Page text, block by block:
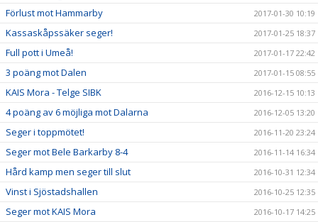
Förlust mot Hammarby 2017-01-30 10:19
Kassaskåpssäker seger! 2017-01-25 18:37
Full pott i Umeå! 2017-01-17 22:42
3 poäng mot Dalen 2017-01-15 08:55
KAIS Mora - Telge SIBK 2016-12-15 10:13
4 poäng av 6 möjliga mot Dalarna 2016-12-05 13:20
Seger i toppmötet! 2016-11-20 23:24
Seger mot Bele Barkarby 8-4 2016-11-14 16:34
Hård kamp men seger till slut 2016-10-31 12:34
Vinst i Sjöstadshallen 2016-10-25 12:35
Seger mot KAIS Mora 2016-10-17 14:25